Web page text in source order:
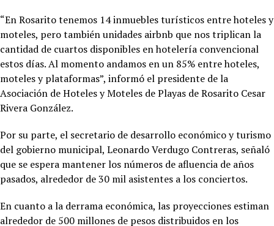
“En Rosarito tenemos 14 inmuebles turísticos entre hoteles y
moteles, pero también unidades airbnb que nos triplican la
cantidad de cuartos disponibles en hotelería convencional
estos días. Al momento andamos en un 85% entre hoteles,
moteles y plataformas”, informó el presidente de la
Asociación de Hoteles y Moteles de Playas de Rosarito Cesar
Rivera González.
Por su parte, el secretario de desarrollo económico y turismo
del gobierno municipal, Leonardo Verdugo Contreras, señaló
que se espera mantener los números de afluencia de años
pasados, alrededor de 30 mil asistentes a los conciertos.
En cuanto a la derrama económica, las proyecciones estiman
alrededor de 500 millones de pesos distribuidos en los